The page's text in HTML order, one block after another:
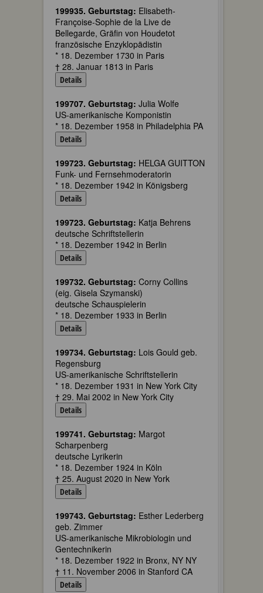
199935. Geburtstag: Elisabeth-
Françoise-Sophie de la Live de
Bellegarde, Gräfin von Houdetot
französische Enzyklopädistin
* 18. Dezember 1730 in Paris
† 28. Januar 1813 in Paris
Details
199707. Geburtstag: Julia Wolfe
US-amerikanische Komponistin
* 18. Dezember 1958 in Philadelphia PA
Details
199723. Geburtstag: HELGA GUITTON
Funk- und Fernsehmoderatorin
* 18. Dezember 1942 in Königsberg
Details
199723. Geburtstag: Katja Behrens
deutsche Schriftstellerin
* 18. Dezember 1942 in Berlin
Details
199732. Geburtstag: Corny Collins
(eig. Gisela Szymanski)
deutsche Schauspielerin
* 18. Dezember 1933 in Berlin
Details
199734. Geburtstag: Lois Gould geb.
Regensburg
US-amerikanische Schriftstellerin
* 18. Dezember 1931 in New York City
† 29. Mai 2002 in New York City
Details
199741. Geburtstag: Margot
Scharpenberg
deutsche Lyrikerin
* 18. Dezember 1924 in Köln
† 25. August 2020 in New York
Details
199743. Geburtstag: Esther Lederberg
geb. Zimmer
US-amerikanische Mikrobiologin und
Gentechnikerin
* 18. Dezember 1922 in Bronx, NY NY
† 11. November 2006 in Stanford CA
Details